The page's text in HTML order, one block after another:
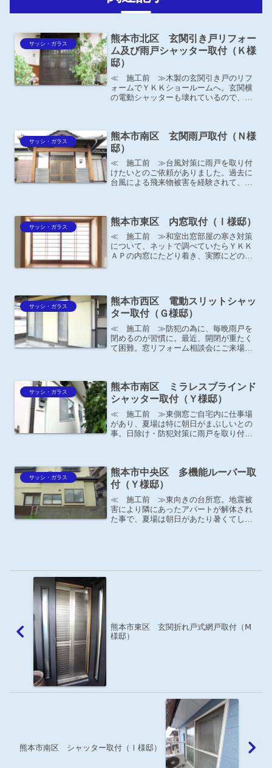
サッシ・ガラス
熊本市北区 玄関引き戸リフォー
ム及び雨戸シャッター取付（Ｋ様
邸）
≪ 施工前 ≫木製の玄関引き戸のリフ
ォームでＹＫＫショールームへ。玄関横
の電動シャッターも壊れているので、取
サッシ・ガラス
熊本市南区 玄関雨戸取付（Ｎ様
邸）
≪ 施工前 ≫台風対策に雨戸を取り付
けたいとのご依頼がありました。過去に
台風による飛来物被害を経験されて、い
式雨戸を取り付けてある...
サッシ・ガラス 熊本市東区 内窓取付（Ⅰ様邸）
≪ 施工前 ≫和室出窓部屋の寒さ対策
について、ネットで調べていたらＹＫＫ
ＡＰの内窓にたどり着き、実際にどのよ
サッシ・ガラス
熊本市西区 電動スリットシャッ
ター取付（Ｇ様邸）
≪ 施工前 ≫防犯の為に、毎晩雨戸を
閉めるのが習慣に。最近、開閉が重たく
て困難。窓リフォーム相談会にご来場頂
サッシ・ガラス
熊本市南区 ミラレスブラインド
シャッター取付（Ｙ様邸）
≪ 施工前 ≫東側窓ご自宅内に仕事場
があり、夏場は特に朝日がまぶしいとの
事。日除け・防犯対策に雨戸を取り付け
サッシ・ガラス
熊本市中央区 多機能ルーバー取
付（Ｙ様邸）
≪ 施工前 ≫東向きの台所窓。地震被
害により隣にあったアパートが解体され
た事で、夏場は朝日があたり暑くてしょ
熊本市東区 玄関折れ戸式網戸取付（Ⅿ
様邸）
熊本市南区 シャッター取付（Ⅰ様邸）